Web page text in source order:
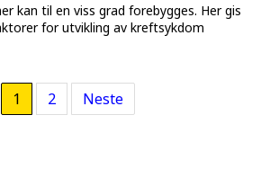
kan til en viss grad forebygges. Her gis
for utvikling av kreftsykdom
1 2 Neste